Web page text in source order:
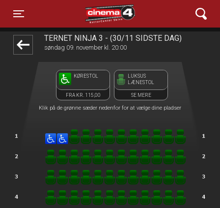
Toggle navigation
Cinema4
TERNET NINJA 3 - (30/11 SIDSTE DAG)
søndag 09. november kl. 20:00
KØRESTOL
FRA KR. 115,00
LUKSUS
LÆNESTOL
SE MERE
Klik på de grønne sæder nedenfor for at vælge dine pladser
front05-temp 013333